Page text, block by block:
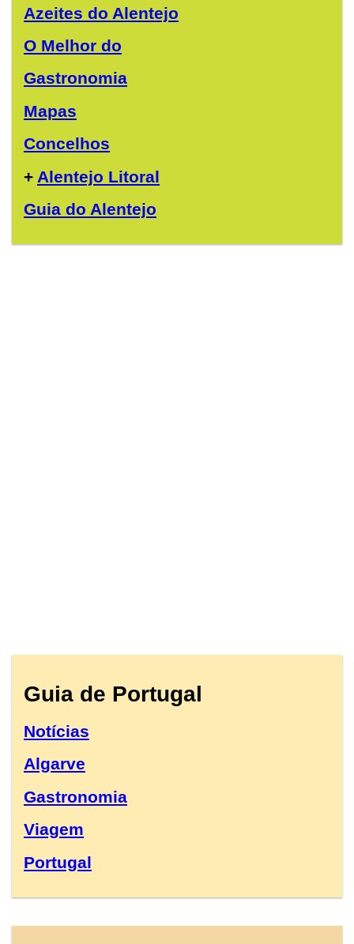
Azeites do Alentejo
O Melhor do
Gastronomia
Mapas
Concelhos
+ Alentejo Litoral
Guia do Alentejo
Guia de Portugal
Notícias
Algarve
Gastronomia
Viagem
Portugal